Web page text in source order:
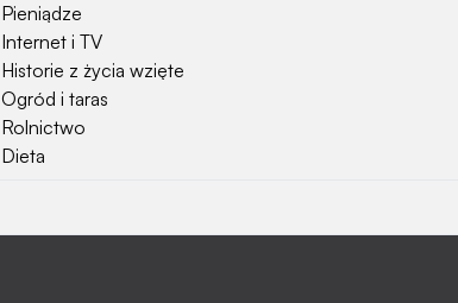
Pieniądze
Internet i TV
Historie z życia wzięte
Ogród i taras
Rolnictwo
Dieta
Najchętniej czytane